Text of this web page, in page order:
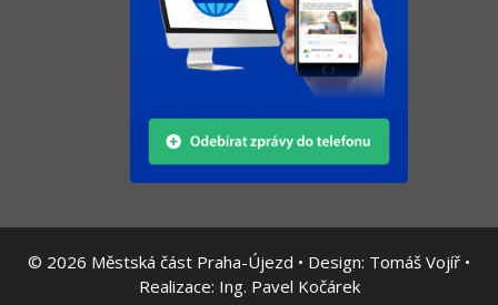
© 2026 Městská část Praha-Újezd • Design: Tomáš Vojíř •
Realizace: Ing. Pavel Kočárek